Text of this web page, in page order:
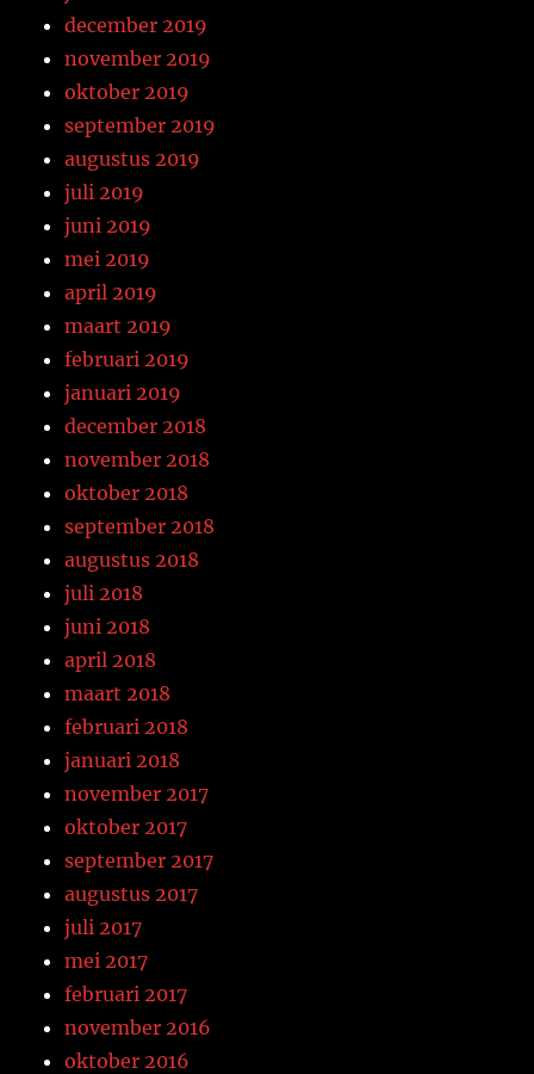
december 2019
november 2019
oktober 2019
september 2019
augustus 2019
juli 2019
juni 2019
mei 2019
april 2019
maart 2019
februari 2019
januari 2019
december 2018
november 2018
oktober 2018
september 2018
augustus 2018
juli 2018
juni 2018
april 2018
maart 2018
februari 2018
januari 2018
november 2017
oktober 2017
september 2017
augustus 2017
juli 2017
mei 2017
februari 2017
november 2016
oktober 2016